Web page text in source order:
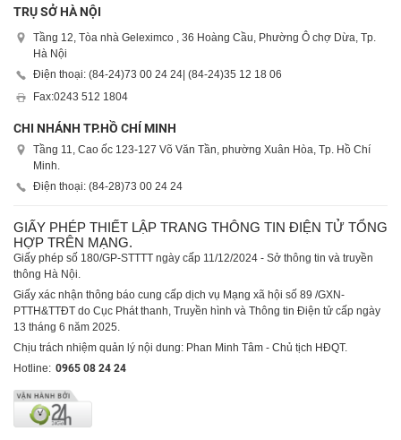
TRỤ SỞ HÀ NỘI
Tầng 12, Tòa nhà Geleximco , 36 Hoàng Cầu, Phường Ô chợ Dừa, Tp.
Hà Nội
Điện thoại: (84-24)73 00 24 24 | (84-24)35 12 18 06
Fax:0243 512 1804
CHI NHÁNH TP.HỒ CHÍ MINH
Tầng 11, Cao ốc 123-127 Võ Văn Tần, phường Xuân Hòa, Tp. Hồ Chí
Minh.
Điện thoại: (84-28)73 00 24 24
GIẤY PHÉP THIẾT LẬP TRANG THÔNG TIN ĐIỆN TỬ TỔNG
HỢP TRÊN MẠNG.
Giấy phép số 180/GP-STTTT ngày cấp 11/12/2024 - Sở thông tin và truyền
thông Hà Nội.
Giấy xác nhận thông báo cung cấp dịch vụ Mạng xã hội số 89 /GXN-
PTTH&TTĐT do Cục Phát thanh, Truyền hình và Thông tin Điện tử cấp ngày
13 tháng 6 năm 2025.
Chịu trách nhiệm quản lý nội dung: Phan Minh Tâm - Chủ tịch HĐQT.
Hotline: 0965 08 24 24